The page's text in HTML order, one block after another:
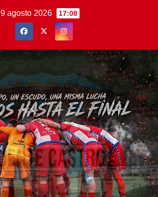
9 agosto 2026 17:08